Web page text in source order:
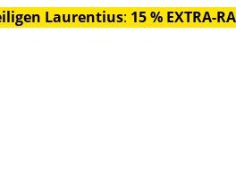
Laurentius: 15 % EXTRA-